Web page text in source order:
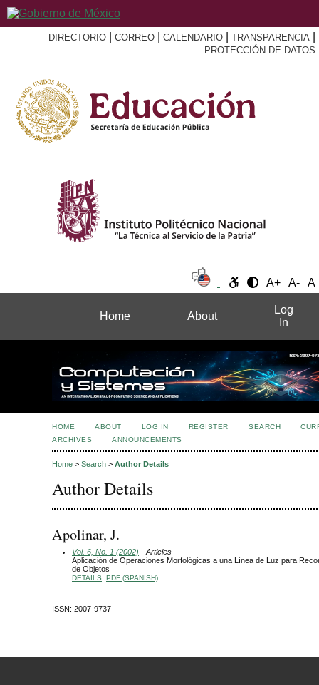
DIRECTORIO CORREO CALENDARIO TRANSPARENCIA
PROTECCIÓN DE DATOS
A+ A- A
Home About
Log
In
HOME ABOUT LOG IN REGISTER SEARCH
ARCHIVES
ANNOUNCEMENTS
Home > Search > Author Details
Author Details
Apolinar, J.
Vol. 6, No. 1 (2002) - Articles
Aplicación de Operaciones Morfológicas a una Línea de Luz para
de Objetos
DETAILS PDF (SPANISH)
ISSN: 2007-9737